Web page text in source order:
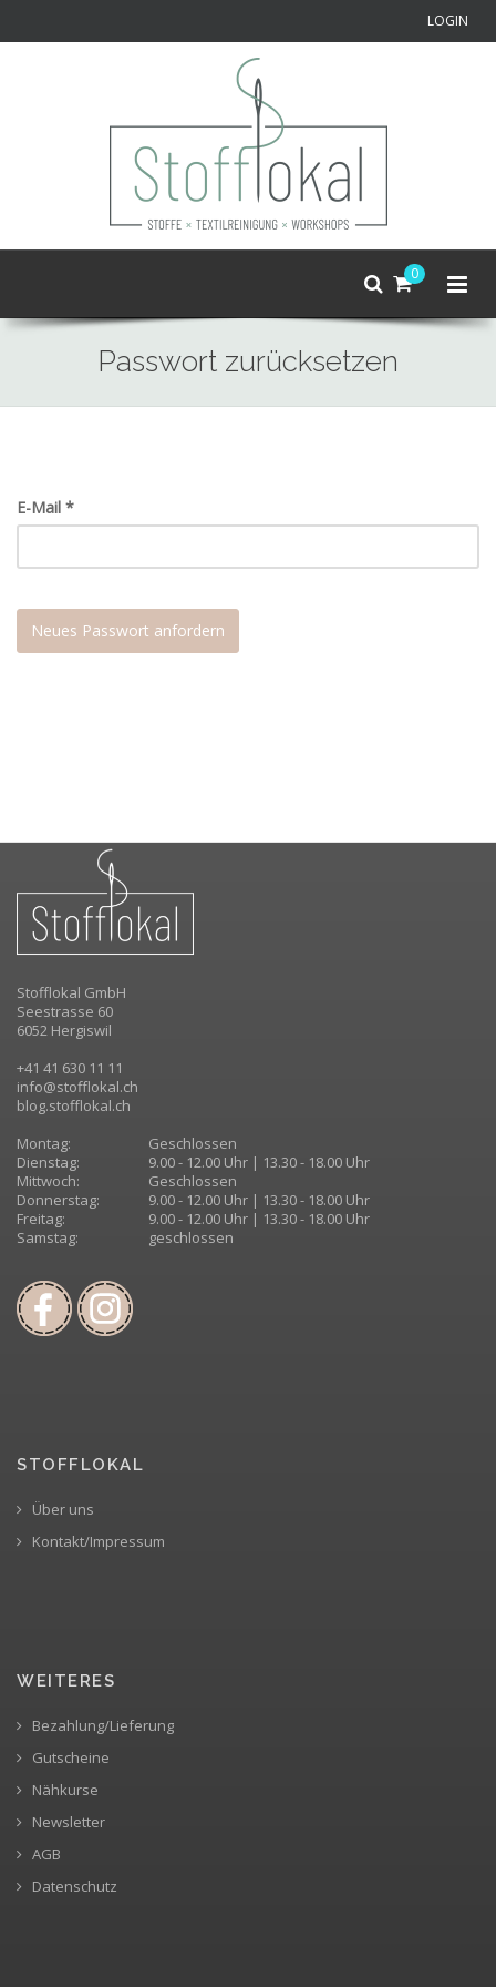
LOGIN
0
Passwort zurücksetzen
E-Mail *
Neues Passwort anfordern
Stofflokal GmbH
Seestrasse 60
6052 Hergiswil
+41 41 630 11 11
info@stofflokal.ch
blog.stofflokal.ch
Montag:
Geschlossen
Dienstag:
9.00 - 12.00 Uhr | 13.30 - 18.00 Uhr
Mittwoch:
Geschlossen
Donnerstag:
9.00 - 12.00 Uhr | 13.30 - 18.00 Uhr
Freitag:
9.00 - 12.00 Uhr | 13.30 - 18.00 Uhr
Samstag:
geschlossen
STOFFLOKAL
Über uns
Kontakt/Impressum
WEITERES
Bezahlung/Lieferung
Gutscheine
Nähkurse
Newsletter
AGB
Datenschutz